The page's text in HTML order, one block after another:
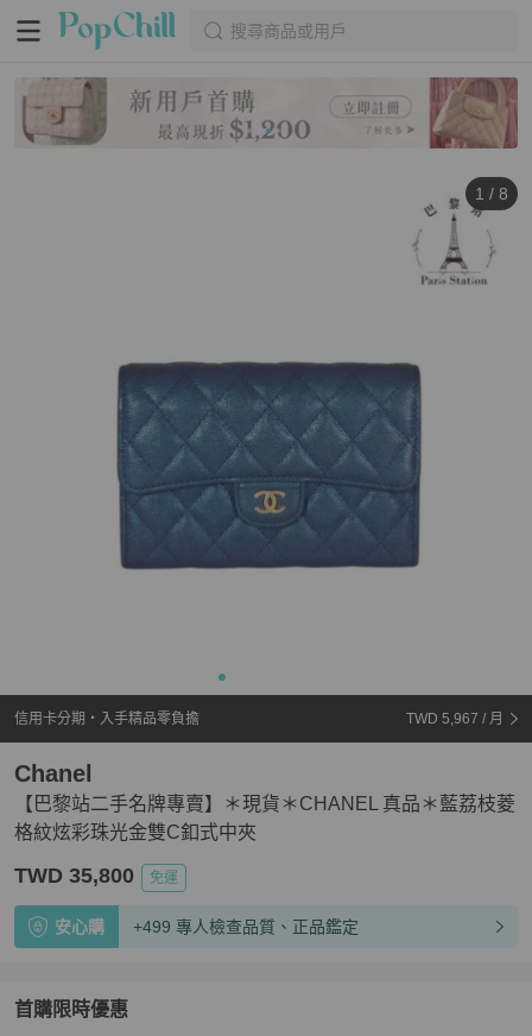
搜尋商品或用戶
1 / 8
信用卡分期・入手精品零負擔 TWD 5,967 / 月
【巴黎站二手名牌專賣】＊現貨＊CHANEL 真品＊藍荔枝菱
格紋炫彩珠光金雙C釦式中夾
Chanel
TWD 35,800 免運
安心購 +499 專人檢查品質、正品鑑定
首購限時優惠